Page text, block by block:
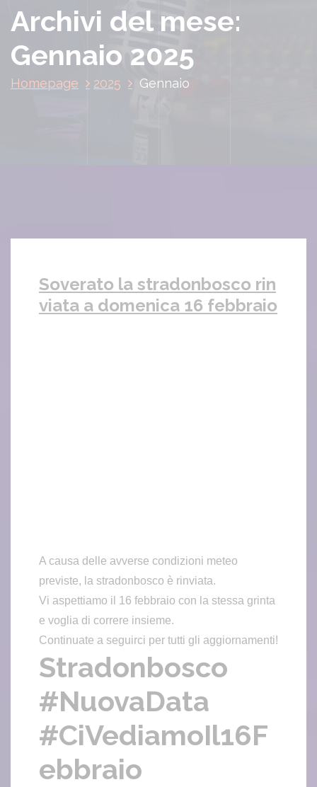
Archivi del mese:
Gennaio 2025
Homepage 2025 Gennaio
Soverato la stradonbosco rin
viata a domenica 16 febbraio
A causa delle avverse condizioni meteo
previste, la stradonbosco è rinviata.
Vi aspettiamo il 16 febbraio con la stessa grinta
e voglia di correre insieme.
Continuate a seguirci per tutti gli aggiornamenti!
Stradonbosco
#NuovaData
#CiVediamoIl16F
ebbraio